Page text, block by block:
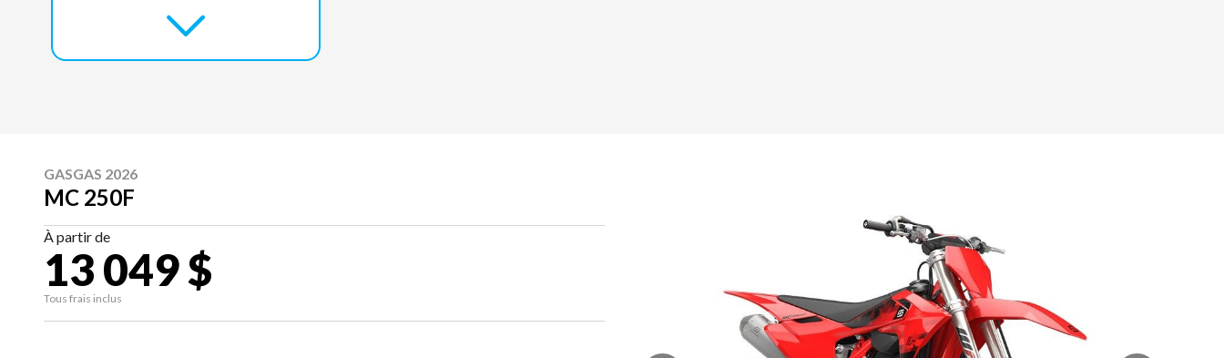
GASGAS 2026
MC 250F
À partir de
13 049 $
Tous frais inclus